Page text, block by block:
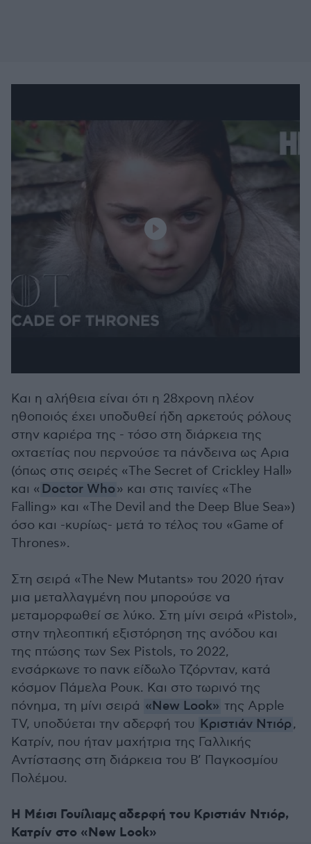
Και η αλήθεια είναι ότι η 28χρονη πλέον
ηθοποιός έχει υποδυθεί ήδη αρκετούς ρόλους
στην καριέρα της - τόσο στη διάρκεια της
οχταετίας που περνούσε τα πάνδεινα ως Αρια
(όπως στις σειρές «The Secret of Crickley Hall»
και « Doctor Who» και στις ταινίες «The
Falling» και «The Devil and the Deep Blue Sea»)
όσο και -κυρίως- μετά το τέλος του «Game of
Thrones».
Στη σειρά «The New Mutants» του 2020 ήταν
μια μεταλλαγμένη που μπορούσε να
μεταμορφωθεί σε λύκο. Στη μίνι σειρά «Pistol»,
στην τηλεοπτική εξιστόρηση της ανόδου και
της πτώσης των Sex Pistols, το 2022,
ενσάρκωνε το πανκ είδωλο Τζόρνταν, κατά
κόσμον Πάμελα Ρουκ. Και στο τωρινό της
πόνημα, τη μίνι σειρά «New Look» της Apple
TV, υποδύεται την αδερφή του Κριστιάν Ντιόρ,
Κατρίν, που ήταν μαχήτρια της Γαλλικής
Αντίστασης στη διάρκεια του Β’ Παγκοσμίου
Πολέμου.
Η Μέισι Γουίλιαμς αδερφή του Κριστιάν Ντιόρ,
Κατρίν στο «New Look»